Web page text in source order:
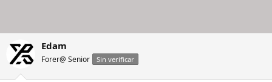
Edam
Forer@ Senior Sin verificar